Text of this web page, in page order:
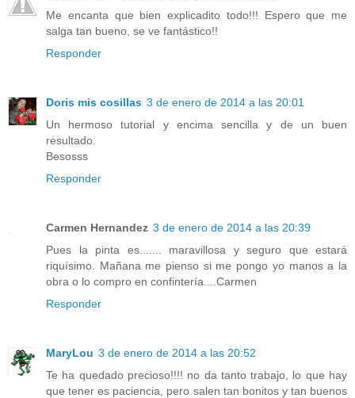
Me encanta que bien explicadito todo!!! Espero que me
salga tan bueno, se ve fantástico!!
Responder
Doris mis cosillas 3 de enero de 2014 a las 20:01
Un hermoso tutorial y encima sencilla y de un buen
resultado.
Besosss
Responder
Carmen Hernandez 3 de enero de 2014 a las 20:39
Pues la pinta es....... maravillosa y seguro que estará
riquísimo. Mañana me pienso si me pongo yo manos a la
obra o lo compro en confintería....Carmen
Responder
MaryLou 3 de enero de 2014 a las 20:52
Te ha quedado precioso!!!! no da tanto trabajo, lo que hay
que tener es paciencia, pero salen tan bonitos y tan buenos